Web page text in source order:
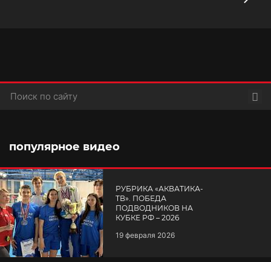
популярное видео
РУБРИКА «АКВАТИКА-
TВ». ПОБЕДА
ПОДВОДНИКОВ НА
КУБКЕ РФ – 2026
19 февраля 2026